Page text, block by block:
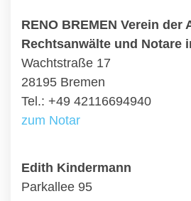
RENO BREMEN Verein der
Rechtsanwälte und Notare
Wachtstraße 17
28195 Bremen
Tel.: +49 42116694940
zum Notar
Edith Kindermann
Parkallee 95